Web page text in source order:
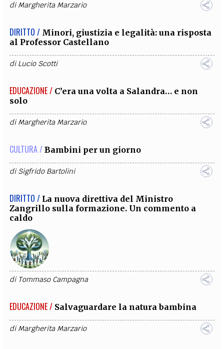
diMargherita Marzario
DIRITTO / Minori, giustizia e legalità: una risposta
al Professor Castellano
diLucio Scotti
EDUCAZIONE / C’era una volta a Salandra… e non
solo
diMargherita Marzario
CULTURA / Bambini per un giorno
diSigfrido Bartolini
DIRITTO / La nuova direttiva del Ministro
Zangrillo sulla formazione. Un commento a
caldo
di Tommaso Campagna
EDUCAZIONE / Salvaguardare la natura bambina
diMargherita Marzario